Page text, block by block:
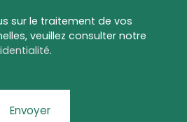
sur le traitement de vos
veuillez consulter notre
.
Envoyer